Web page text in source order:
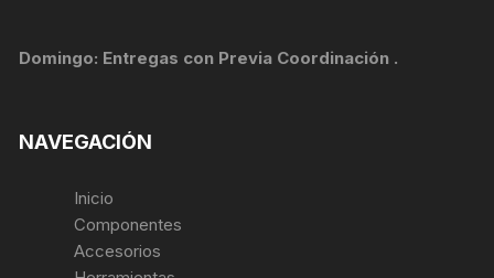
Domingo: Entregas con Previa Coordinación .
NAVEGACIÓN
Inicio
Componentes
Accesorios